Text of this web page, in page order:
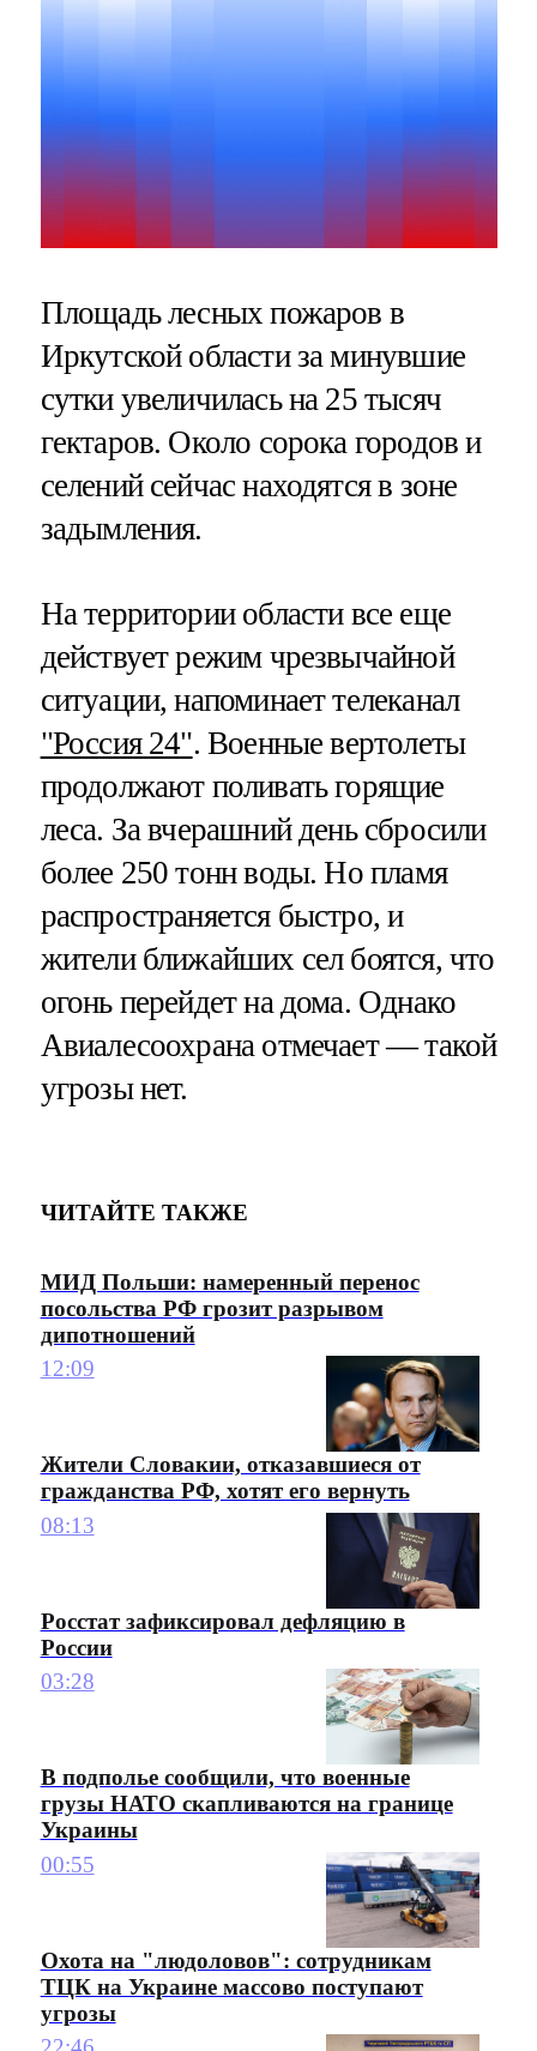
Площадь лесных пожаров в
Иркутской области за минувшие
сутки увеличилась на 25 тысяч
гектаров. Около сорока городов и
селений сейчас находятся в зоне
задымления.
На территории области все еще
действует режим чрезвычайной
ситуации, напоминает телеканал
"Россия 24". Военные вертолеты
продолжают поливать горящие
леса. За вчерашний день сбросили
более 250 тонн воды. Но пламя
распространяется быстро, и
жители ближайших сел боятся, что
огонь перейдет на дома. Однако
Авиалесоохрана отмечает — такой
угрозы нет.
ЧИТАЙТЕ ТАКЖЕ
МИД Польши: намеренный перенос
посольства РФ грозит разрывом
дипотношений
12:09
Жители Словакии, отказавшиеся от
гражданства РФ, хотят его вернуть
08:13
Росстат зафиксировал дефляцию в
России
03:28
В подполье сообщили, что военные
грузы НАТО скапливаются на границе
Украины
00:55
Охота на "людоловов": сотрудникам
ТЦК на Украине массово поступают
угрозы